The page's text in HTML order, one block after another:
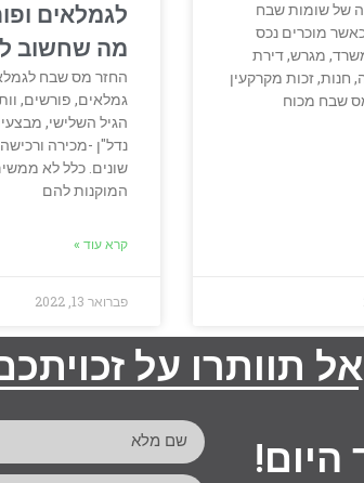
של שומות שבח
מוכרים נכס
מגרש, דירת
חנות, זכות מקרקעין
שבח מכוח
לגמלאים
מה שחשוב
החזר מס שבח
גמלאים, פורשים,
הגיל השלישי,
נדל"ן -מכירה
שונים. כלל לא
המוקנות להם
קרא עוד »
פברואר 13, 2022
אל תוותרו על
היום!